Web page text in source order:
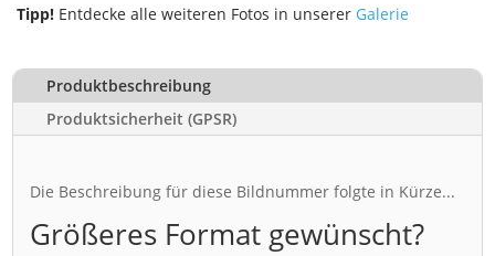
Tipp! Entdecke alle weiteren Fotos in unserer Galerie
Produktbeschreibung
Produktsicherheit (GPSR)
Die Beschreibung für diese Bildnummer folgte in Kürze...
Größeres Format gewünscht?